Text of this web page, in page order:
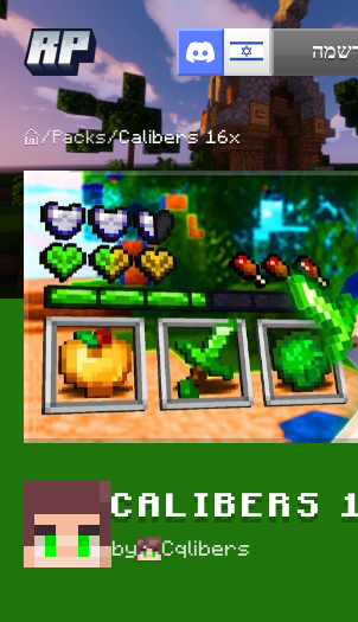
/ Packs/Calibers 16x
CALIBERS
by Cqlibers